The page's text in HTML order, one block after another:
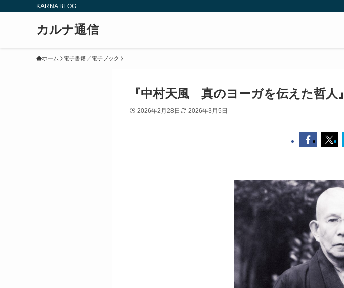
KARNA BLOG
カルナ通信
ホーム 電子書籍／電子ブック
『中村天風 真のヨーガを伝えた哲人』
2026年2月28日 2026年3月5日